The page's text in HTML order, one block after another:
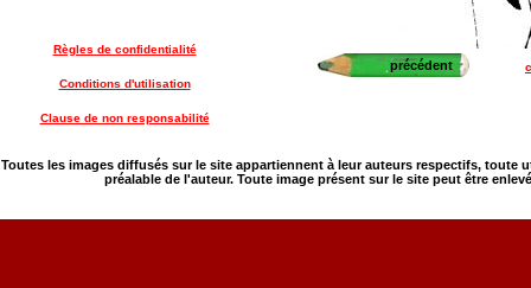
Règles de confidentialité
Conditions d'utilisation
Clause de non responsabilité
précédent
Toutes les images diffusés sur le site appartiennent à leur auteurs respectifs,
préalable de l'auteur. Toute image présent sur le site peut être